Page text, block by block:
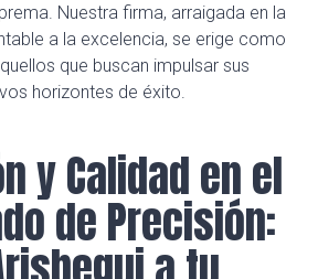
Nuestra firma, arraigada en la
a la excelencia, se erige como
que buscan impulsar sus
horizontes de éxito.
y Calidad en el
de Precisión: